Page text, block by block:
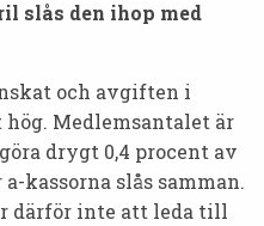
slås den ihop med
och avgiften i
Medlemsantalet är
drygt 0,4 procent av
kassorna slås samman.
därför inte att leda till